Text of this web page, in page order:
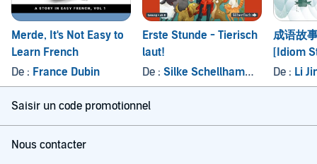
Merde, It's Not Easy to
Learn French
De : France Dubin
Erste Stunde - Tierisch
laut!
De : Silke Schellhammer
成语故
[Idiom
1)]
De : Li
Saisir un code promotionnel
Nous contacter